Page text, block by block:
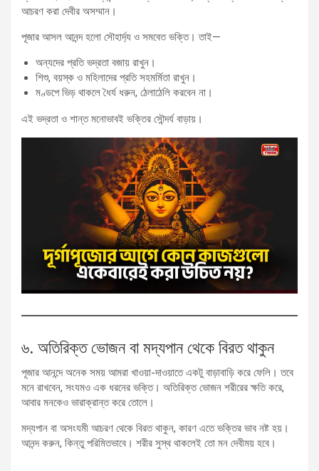
আচরণ করা দেবীর অসম্মান।
পূজার আসল আনন্দ হলো সৌহার্দ্য ও সমবেত ভক্তি। তাই—
অন্যদের প্রতি ভদ্রতা বজায় রাখুন।
শিশু, বয়স্ক ও মহিলাদের প্রতি সহমর্মিতা রাখুন।
মণ্ডপে ভিড় থাকলে ধৈর্য ধরুন, ঠেলাঠেলি করবেন না।
এই ভদ্রতা ও শান্ত মনোভাবই ভক্তির সৌন্দর্য বাড়ায়।
৬. অতিরিক্ত ভোজন বা মদ্যপান থেকে বিরত থাকুন
পূজার আনন্দে অনেক সময় আমরা খাওয়া-দাওয়াতে একটু বাড়াবাড়ি করে ফেলি। তবে
মনে রাখবেন, সংযমও এক ধরনের ভক্তি। অতিরিক্ত ভোজন শরীরের ক্ষতি করে,
আবার মনকেও ভারাক্রান্ত করে তোলে।
মদ্যপান বা অসংযমী আচরণ থেকে বিরত থাকুন, কারণ এতে ভক্তির ভাব নষ্ট হয়।
আনন্দ করুন, কিন্তু পরিমিতভাবে। শরীর সুস্থ থাকলেই তো মন দেবীময় হবে।